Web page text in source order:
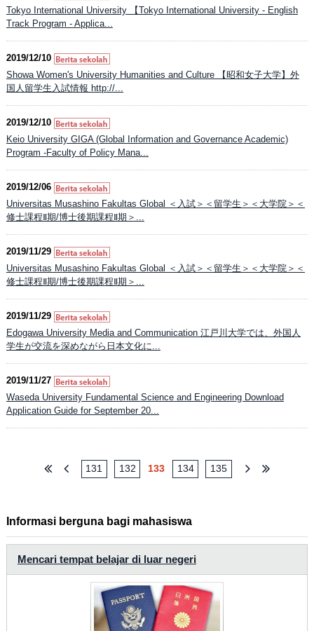
Tokyo International University 【Tokyo International University - English
Track Program - Applica...
2019/12/10
Showa Women's University Humanities and Culture 【昭和女子大学】外
国人留学生入試情報 http://...
2019/12/10
Keio University GIGA (Global Information and Governance Academic)
Program -Faculty of Policy Mana...
2019/12/06
Universitas Musashino Fakultas Global ＜入試＞＜留学生＞＜大学院＞＜
修士課程Ⅱ期/博士後期課程Ⅱ期＞...
2019/11/29
Universitas Musashino Fakultas Global ＜入試＞＜留学生＞＜大学院＞＜
修士課程Ⅱ期/博士後期課程Ⅱ期＞...
2019/11/29
Edogawa University Media and Communication 江戸川大学では、外国人
学生が交流を深めながら日本文化に...
2019/11/27
Waseda University Fundamental Science and Engineering Download
Application Guide for September 20...
131 132 133 134 135
Informasi berguna bagi mahasiswa
Mencari tempat belajar di luar negeri